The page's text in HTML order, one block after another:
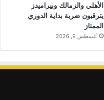
الأهلي والزمالك وبيراميدز
يترقبون ضربة بداية الدوري
الممتاز
أغسطس 9, 2026